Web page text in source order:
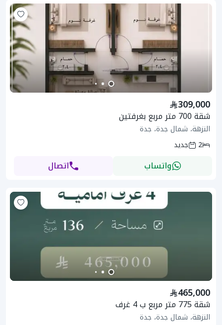
309,000
شقة 700 متر مربع بغرفتين
النزهة، شمال جدة، جدة
2
جديد
واتساب اتصال
465,000
شقة 775 متر مربع ب 4 غرف
النزهة، شمال جدة، جدة